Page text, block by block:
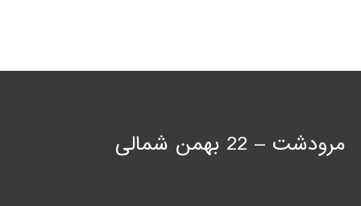
مرودشت – 22 بهمن شمالی